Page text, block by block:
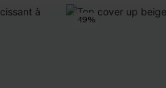
-19%